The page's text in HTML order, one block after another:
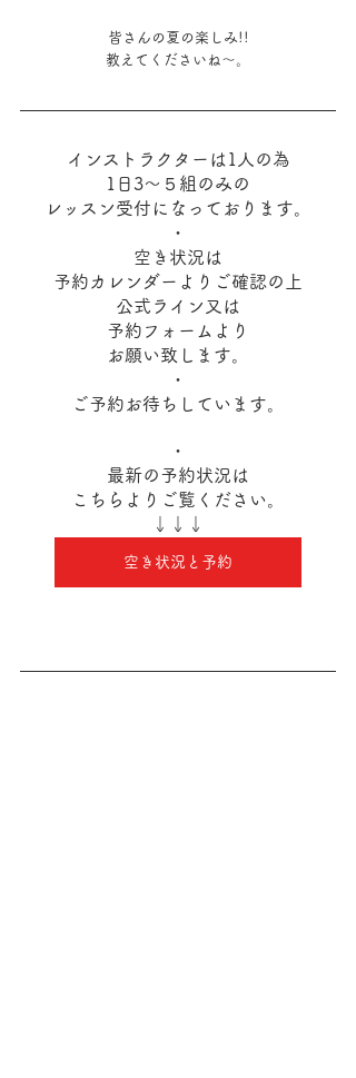
皆さんの夏の楽しみ!!
教えてくださいね～。
インストラクターは1人の為
1日3～５組のみの
レッスン受付になっております。
・
空き状況は
予約カレンダーよりご確認の上
公式ライン又は
予約フォームより
お願い致します。
・
ご予約お待ちしています。
・
最新の予約状況は
こちらよりご覧ください。
↓↓↓
空き状況と予約